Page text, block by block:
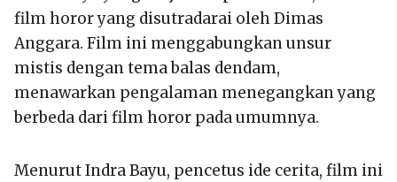
film horor yang disutradarai oleh Dimas
Anggara. Film ini menggabungkan unsur
mistis dengan tema balas dendam,
menawarkan pengalaman menegangkan yang
berbeda dari film horor pada umumnya.
Menurut Indra Bayu, pencetus ide cerita, film ini